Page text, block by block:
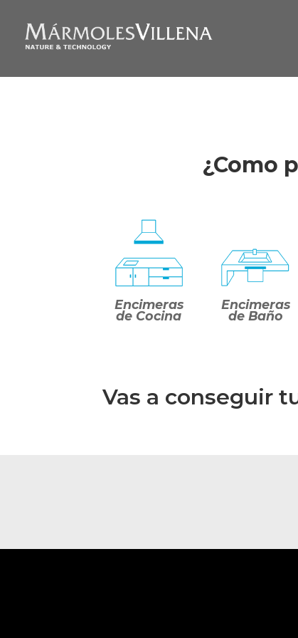
¿Como
Encimeras
de Cocina
Encimeras
de Baño
Vas a conseguir